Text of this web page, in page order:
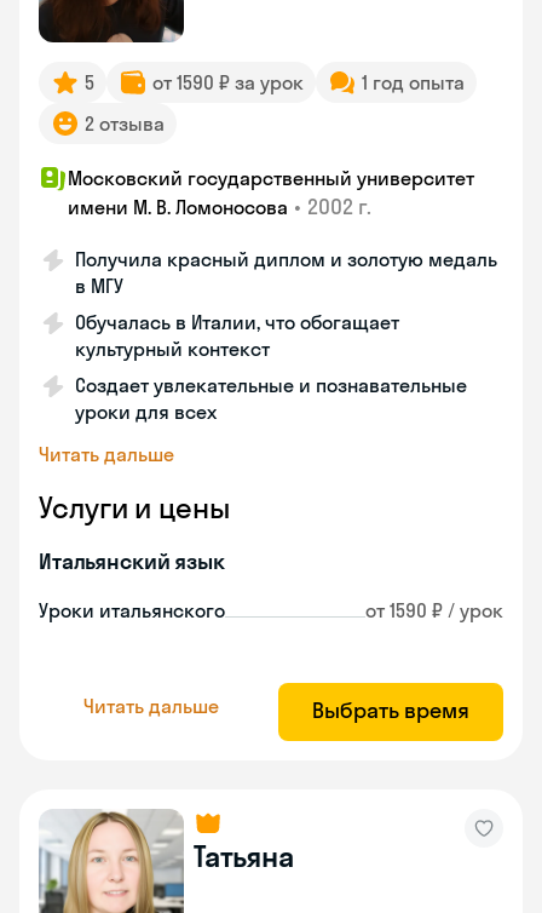
5 от 1590 ₽ за урок
1 год опыта
2 отзыва
Московский государственный университет
имени М. В. Ломоносова • 2002 г.
Получила красный диплом и золотую медаль
в МГУ
Обучалась в Италии, что обогащает
культурный контекст
Создает увлекательные и познавательные
уроки для всех
Читать дальше
Услуги и цены
Итальянский язык
Уроки итальянского от 1590 ₽ / урок
Читать дальше Выбрать время
Татьяна